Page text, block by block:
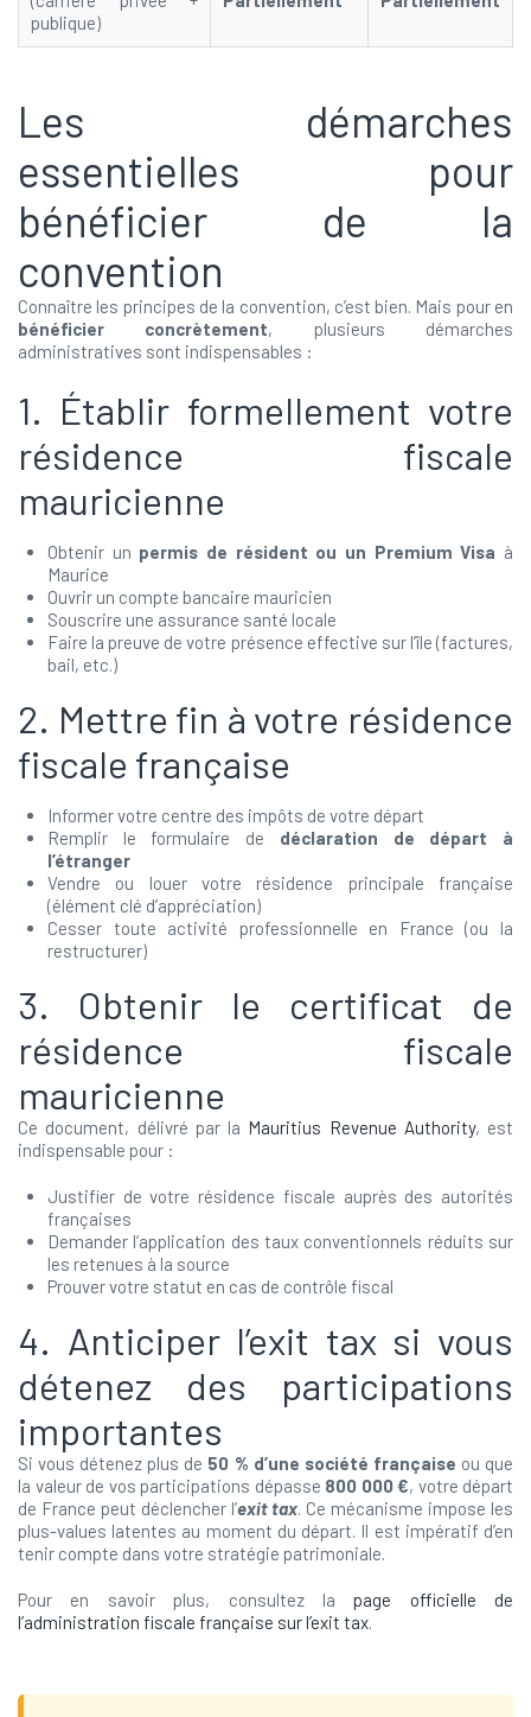
publique)
Les démarches
essentielles pour
bénéficier de la
convention
Connaître les principes de la convention, c’est bien. Mais pour en
bénéficier concrètement, plusieurs démarches
administratives sont indispensables :
1. Établir formellement votre
résidence fiscale
mauricienne
Obtenir un permis de résident ou un Premium Visa à
Maurice
Ouvrir un compte bancaire mauricien
Souscrire une assurance santé locale
Faire la preuve de votre présence effective sur l’île (factures,
bail, etc.)
2. Mettre fin à votre résidence
fiscale française
Informer votre centre des impôts de votre départ
Remplir le formulaire de déclaration de départ à
l’étranger
Vendre ou louer votre résidence principale française
(élément clé d’appréciation)
Cesser toute activité professionnelle en France (ou la
restructurer)
3. Obtenir le certificat de
résidence fiscale
mauricienne
Ce document, délivré par la Mauritius Revenue Authority, est
indispensable pour :
Justifier de votre résidence fiscale auprès des autorités
françaises
Demander l’application des taux conventionnels réduits sur
les retenues à la source
Prouver votre statut en cas de contrôle fiscal
4. Anticiper l’exit tax si vous
détenez des participations
importantes
Si vous détenez plus de 50 % d’une société française ou que
la valeur de vos participations dépasse 800 000 €, votre départ
de France peut déclencher l’exit tax. Ce mécanisme impose les
plus-values latentes au moment du départ. Il est impératif d’en
tenir compte dans votre stratégie patrimoniale.
Pour en savoir plus, consultez lapage officielle de
l’administration fiscale française sur l’exit tax.